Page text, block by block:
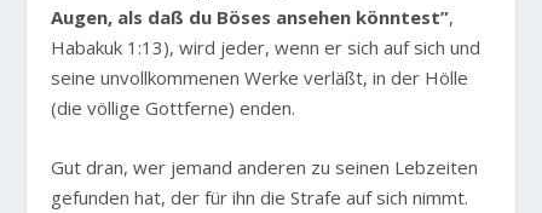
Augen, als daß du Böses ansehen könntest”,
Habakuk 1:13), wird jeder, wenn er sich auf sich und
seine unvollkommenen Werke verläßt, in der Hölle
(die völlige Gottferne) enden.
Gut dran, wer jemand anderen zu seinen Lebzeiten
gefunden hat, der für ihn die Strafe auf sich nimmt.